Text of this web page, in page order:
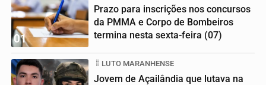
01
Prazo para inscrições nos concursos
da PMMA e Corpo de Bombeiros
termina nesta sexta-feira (07)
LUTO MARANHENSE
Jovem de Açailândia que lutava na